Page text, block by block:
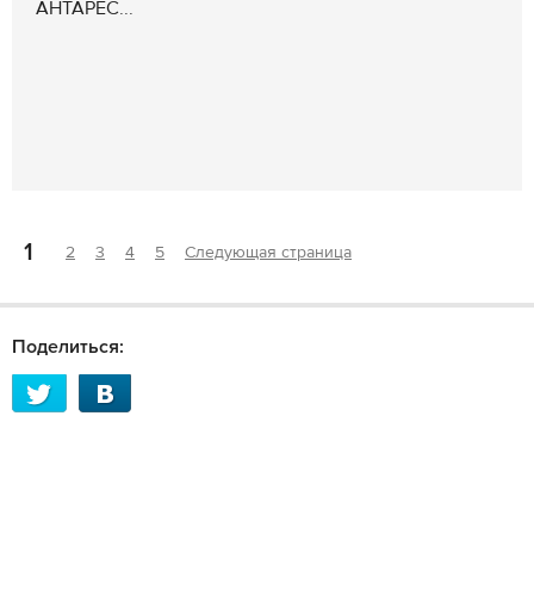
АНТАРЕС...
1 2 3 4 5 Следующая страница
Поделиться: